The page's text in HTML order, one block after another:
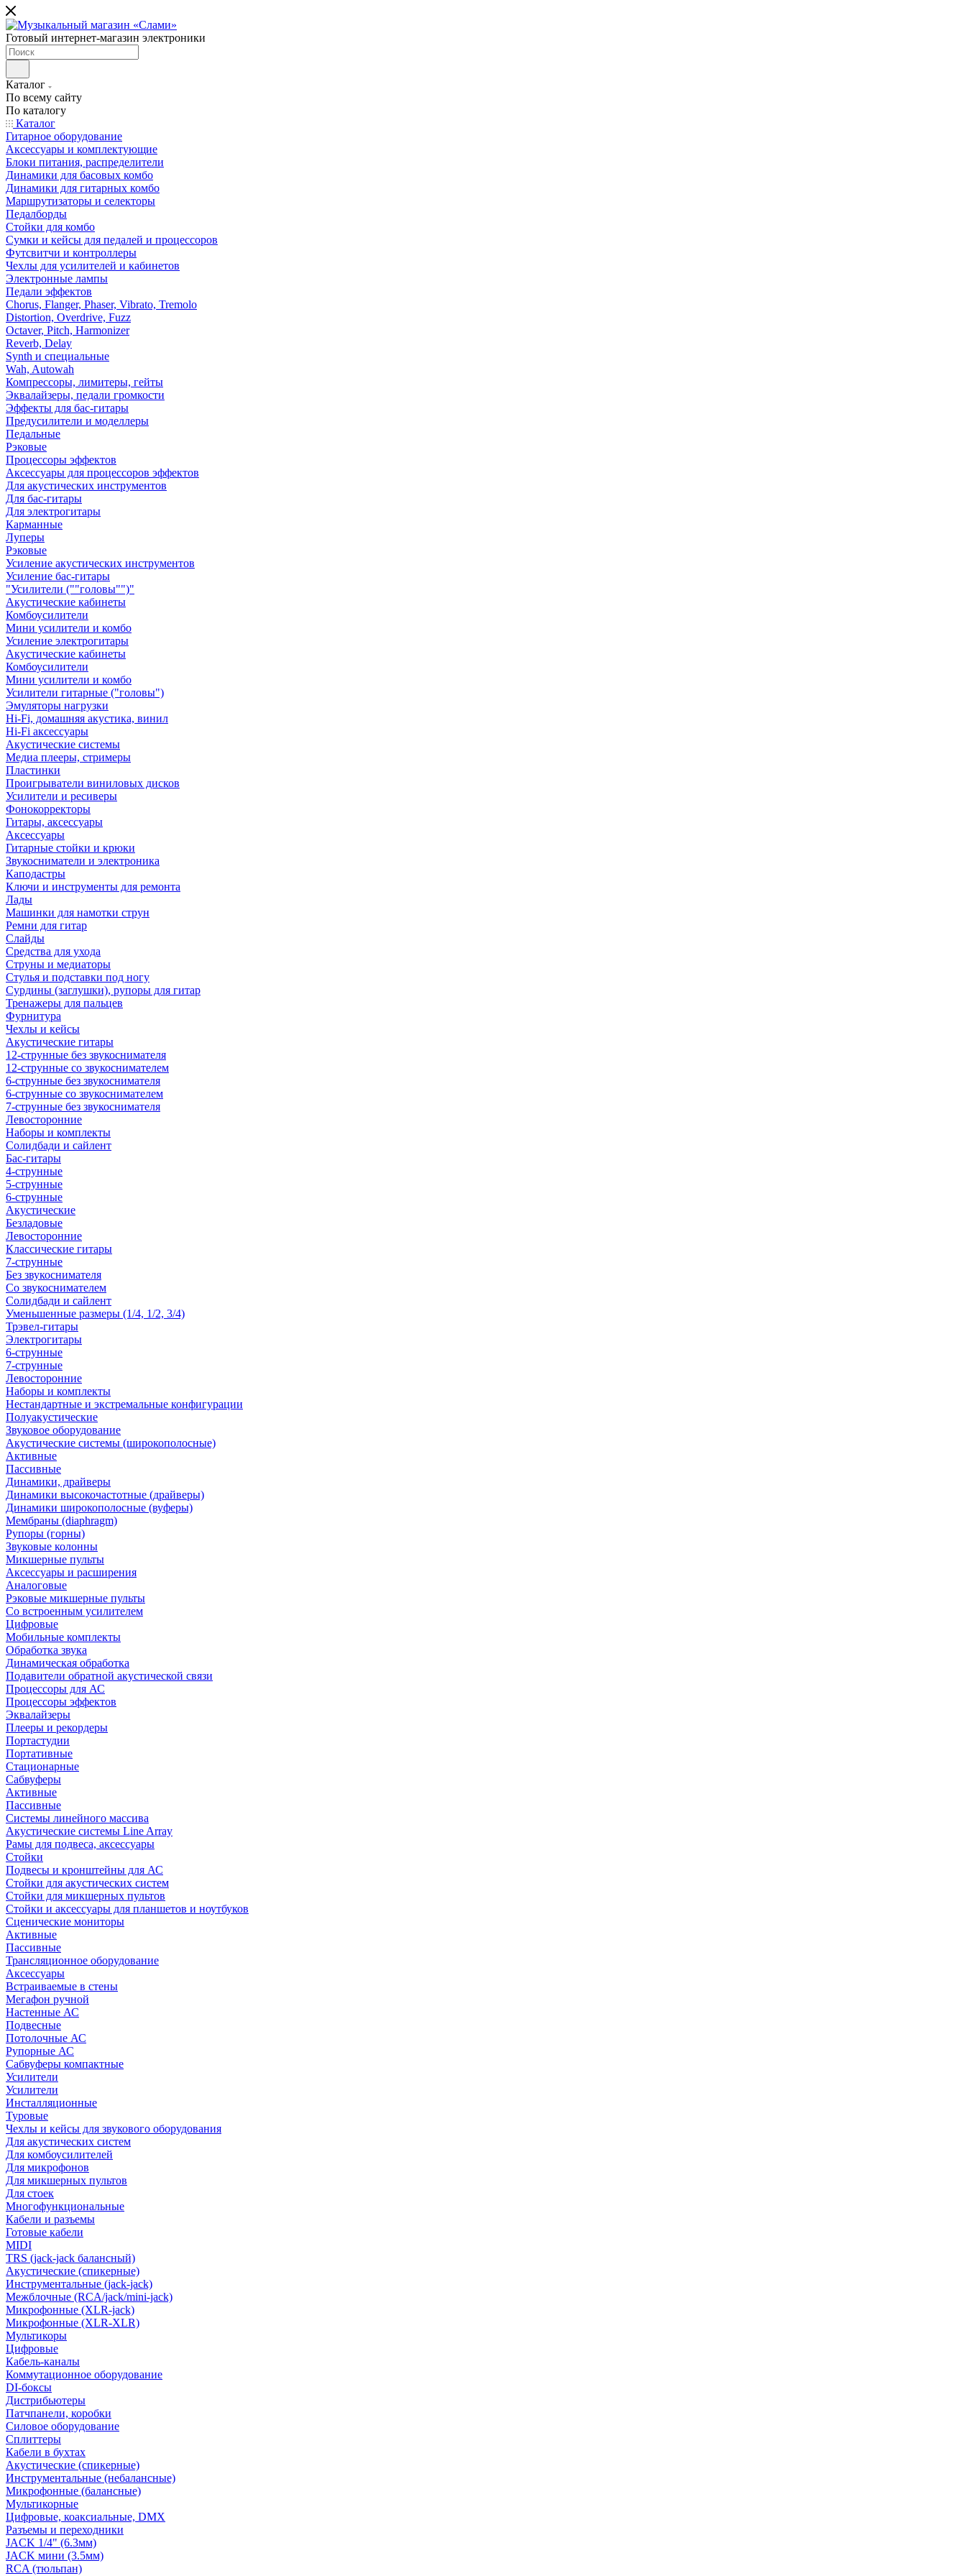
Готовый интернет-магазин электроники
Каталог
По всему сайту
По каталогу
Каталог
Гитарное оборудование
Аксессуары и комплектующие
Блоки питания, распределители
Динамики для басовых комбо
Динамики для гитарных комбо
Маршрутизаторы и селекторы
Педалборды
Стойки для комбо
Сумки и кейсы для педалей и процессоров
Футсвитчи и контроллеры
Чехлы для усилителей и кабинетов
Электронные лампы
Педали эффектов
Chorus, Flanger, Phaser, Vibrato, Tremolo
Distortion, Overdrive, Fuzz
Octaver, Pitch, Harmonizer
Reverb, Delay
Synth и специальные
Wah, Autowah
Компрессоры, лимитеры, гейты
Эквалайзеры, педали громкости
Эффекты для бас-гитары
Предусилители и моделлеры
Педальные
Рэковые
Процессоры эффектов
Аксессуары для процессоров эффектов
Для акустических инструментов
Для бас-гитары
Для электрогитары
Карманные
Луперы
Рэковые
Усиление акустических инструментов
Усиление бас-гитары
"Усилители (""головы"")"
Акустические кабинеты
Комбоусилители
Мини усилители и комбо
Усиление электрогитары
Акустические кабинеты
Комбоусилители
Мини усилители и комбо
Усилители гитарные ("головы")
Эмуляторы нагрузки
Hi-Fi, домашняя акустика, винил
Hi-Fi аксессуары
Акустические системы
Медиа плееры, стримеры
Пластинки
Проигрыватели виниловых дисков
Усилители и ресиверы
Фонокорректоры
Гитары, аксессуары
Аксессуары
Гитарные стойки и крюки
Звукосниматели и электроника
Каподастры
Ключи и инструменты для ремонта
Лады
Машинки для намотки струн
Ремни для гитар
Слайды
Средства для ухода
Струны и медиаторы
Стулья и подставки под ногу
Сурдины (заглушки), рупоры для гитар
Тренажеры для пальцев
Фурнитура
Чехлы и кейсы
Акустические гитары
12-струнные без звукоснимателя
12-струнные со звукоснимателем
6-струнные без звукоснимателя
6-струнные со звукоснимателем
7-струнные без звукоснимателя
Левосторонние
Наборы и комплекты
Солидбади и сайлент
Бас-гитары
4-струнные
5-струнные
6-струнные
Акустические
Безладовые
Левосторонние
Классические гитары
7-струнные
Без звукоснимателя
Со звукоснимателем
Солидбади и сайлент
Уменьшенные размеры (1/4, 1/2, 3/4)
Трэвел-гитары
Электрогитары
6-струнные
7-струнные
Левосторонние
Наборы и комплекты
Нестандартные и экстремальные конфигурации
Полуакустические
Звуковое оборудование
Акустические системы (широкополосные)
Активные
Пассивные
Динамики, драйверы
Динамики высокочастотные (драйверы)
Динамики широкополосные (вуферы)
Мембраны (diaphragm)
Рупоры (горны)
Звуковые колонны
Микшерные пульты
Аксессуары и расширения
Аналоговые
Рэковые микшерные пульты
Со встроенным усилителем
Цифровые
Мобильные комплекты
Обработка звука
Динамическая обработка
Подавители обратной акустической связи
Процессоры для АС
Процессоры эффектов
Эквалайзеры
Плееры и рекордеры
Портастудии
Портативные
Стационарные
Сабвуферы
Активные
Пассивные
Системы линейного массива
Акустические системы Line Array
Рамы для подвеса, аксессуары
Стойки
Подвесы и кронштейны для АС
Стойки для акустических систем
Стойки для микшерных пультов
Стойки и аксессуары для планшетов и ноутбуков
Сценические мониторы
Активные
Пассивные
Трансляционное оборудование
Аксессуары
Встраиваемые в стены
Мегафон ручной
Настенные АС
Подвесные
Потолочные АС
Рупорные АС
Сабвуферы компактные
Усилители
Усилители
Инсталляционные
Туровые
Чехлы и кейсы для звукового оборудования
Для акустических систем
Для комбоусилителей
Для микрофонов
Для микшерных пультов
Для стоек
Многофункциональные
Кабели и разъемы
Готовые кабели
MIDI
TRS (jack-jack балансный)
Акустические (спикерные)
Инструментальные (jack-jack)
Межблочные (RCA/jack/mini-jack)
Микрофонные (XLR-jack)
Микрофонные (XLR-XLR)
Мультикоры
Цифровые
Кабель-каналы
Коммутационное оборудование
DI-боксы
Дистрибьютеры
Патчпанели, коробки
Силовое оборудование
Сплиттеры
Кабели в бухтах
Акустические (спикерные)
Инструментальные (небалансные)
Микрофонные (балансные)
Мультикорные
Цифровые, коаксиальные, DMX
Разъемы и переходники
JACK 1/4" (6.3мм)
JACK мини (3.5мм)
RCA (тюльпан)